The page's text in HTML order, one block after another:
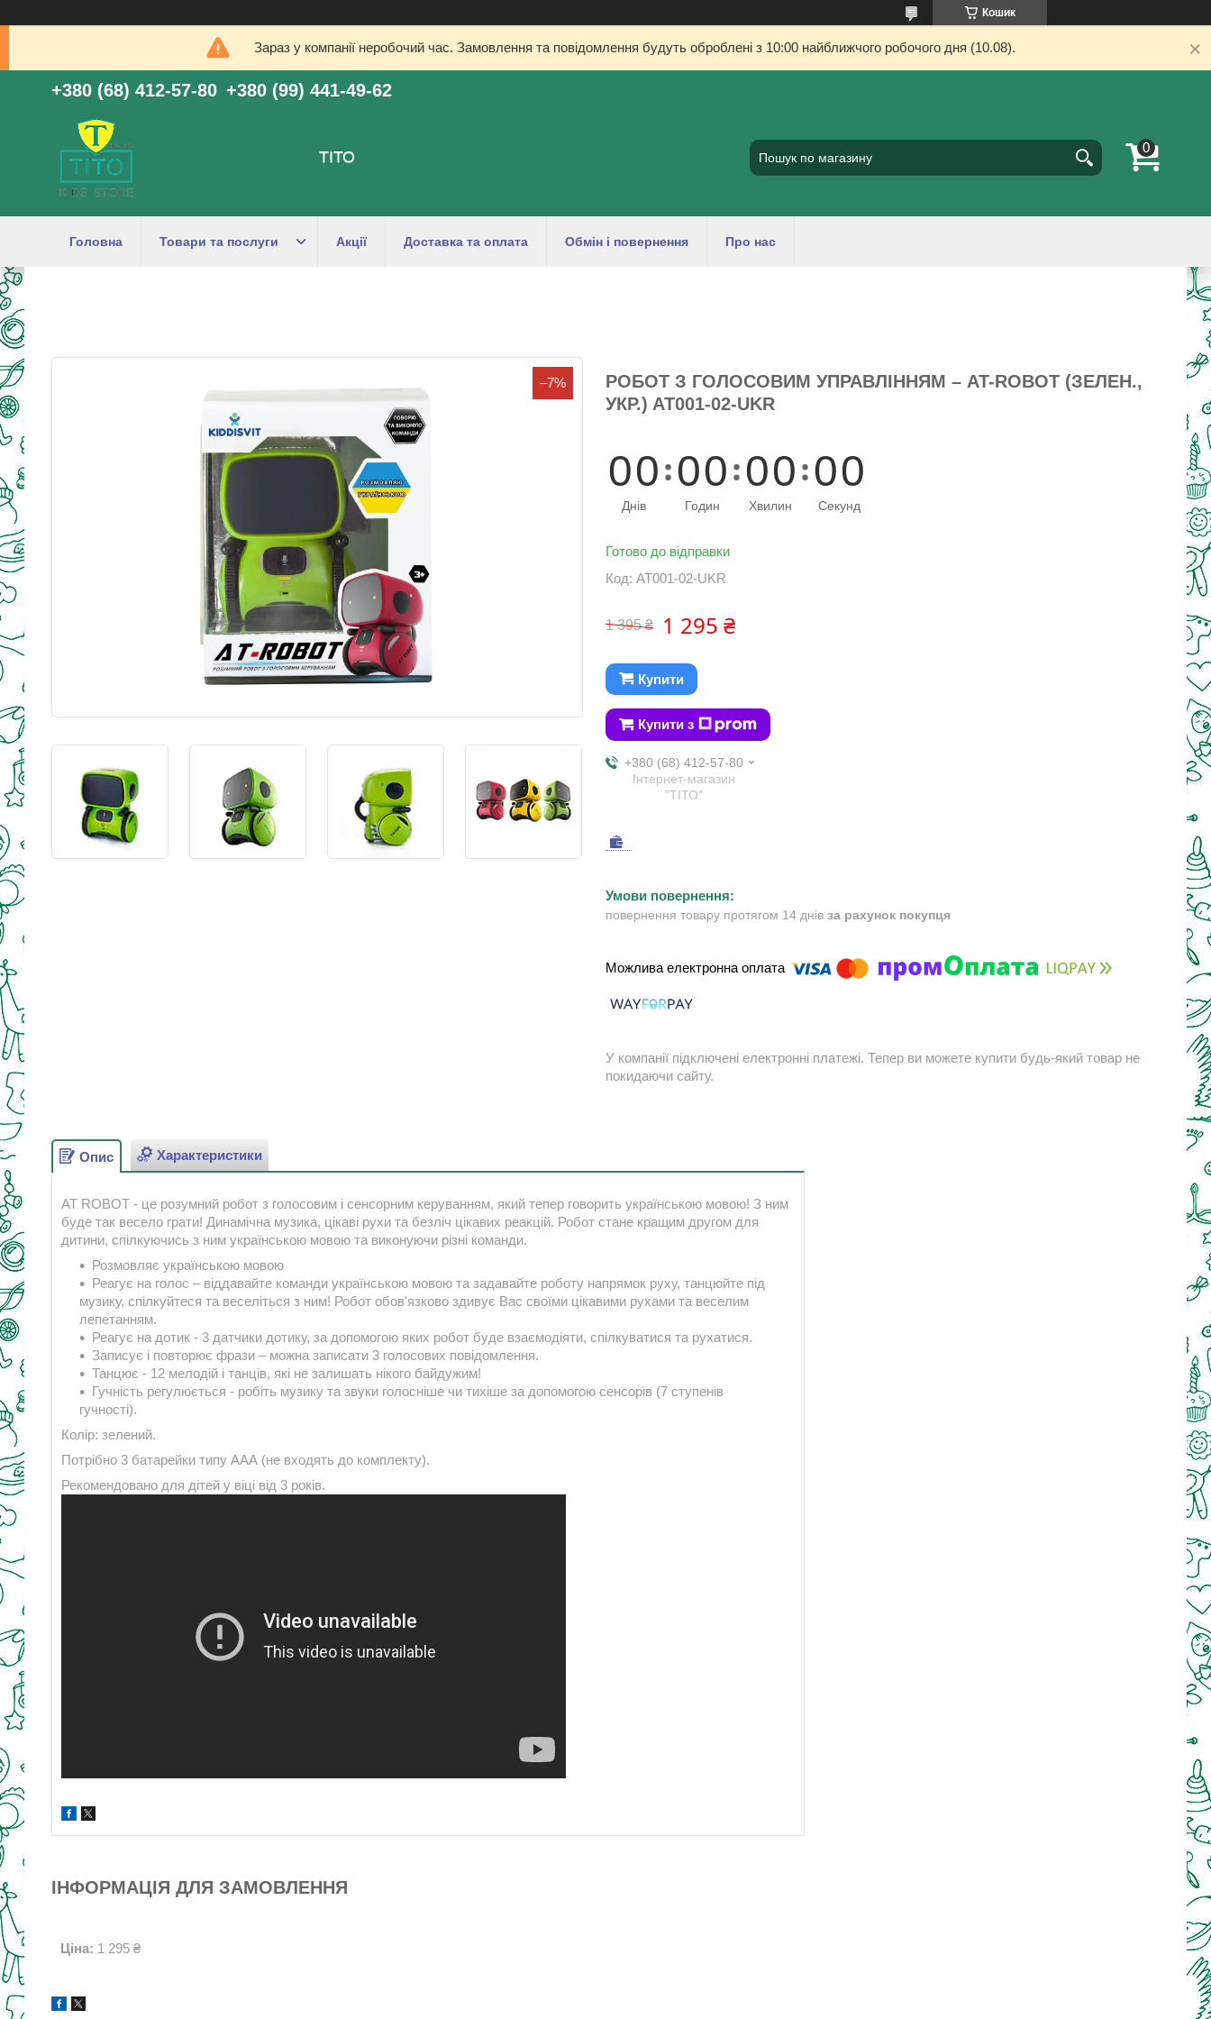
Кошик
Зараз у компанії неробочий час. Замовлення та повідомлення будуть оброблені з 10:00 найближчого робочого дня (10.08).
+380 (68) 412-57-80 +380 (99) 441-49-62
ТІТО
Головна Товари та послуги Акції Доставка та оплата Обмін і повернення Про нас
–7%
РОБОТ З ГОЛОСОВИМ УПРАВЛІННЯМ – AT-RОBOT (ЗЕЛЕН.,
УКР.) AT001-02-UKR
00
Днів
00
Годин
00
Хвилин
00
Секунд
Готово до відправки
Код: AT001-02-UKR
1 395 ₴ 1 295 ₴
Купити
Купити з
+380 (68) 412-57-80
Інтернет-магазин
"ТІТО"
повернення товару протягом 14 днів за рахунок покупця
У компанії підключені електронні платежі. Тепер ви можете купити будь-який товар не
покидаючи сайту.
Опис Характеристики
AT ROBOT - це розумний робот з голосовим і сенсорним керуванням, який тепер говорить українською мовою! З ним
буде так весело грати! Динамічна музика, цікаві рухи та безліч цікавих реакцій. Робот стане кращим другом для
дитини, спілкуючись з ним українською мовою та виконуючи різні команди.
Розмовляє українською мовою
Реагує на голос – віддавайте команди українською мовою та задавайте роботу напрямок руху, танцюйте під
музику, спілкуйтеся та веселіться з ним! Робот обов'язково здивує Вас своїми цікавими рухами та веселим
лепетанням.
Реагує на дотик - 3 датчики дотику, за допомогою яких робот буде взаємодіяти, спілкуватися та рухатися.
Записує і повторює фрази – можна записати 3 голосових повідомлення.
Танцює - 12 мелодій і танців, які не залишать нікого байдужим!
Гучність регулюється - робіть музику та звуки голосніше чи тихіше за допомогою сенсорів (7 ступенів
гучності).
Колір: зелений.
Потрібно 3 батарейки типу ААА (не входять до комплекту).
Рекомендовано для дітей у віці від 3 років.
ІНФОРМАЦІЯ ДЛЯ ЗАМОВЛЕННЯ
Ціна: 1 295 ₴